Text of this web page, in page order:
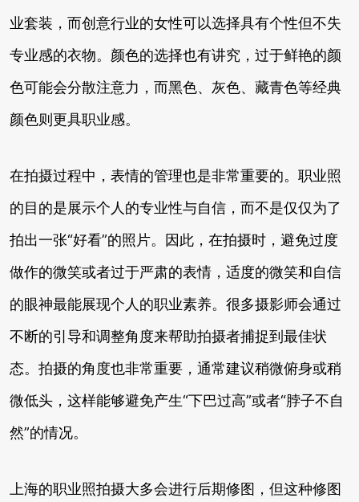
业套装，而创意行业的女性可以选择具有个性但不失
专业感的衣物。颜色的选择也有讲究，过于鲜艳的颜
色可能会分散注意力，而黑色、灰色、藏青色等经典
颜色则更具职业感。
在拍摄过程中，表情的管理也是非常重要的。职业照
的目的是展示个人的专业性与自信，而不是仅仅为了
拍出一张“好看”的照片。因此，在拍摄时，避免过度
做作的微笑或者过于严肃的表情，适度的微笑和自信
的眼神最能展现个人的职业素养。很多摄影师会通过
不断的引导和调整角度来帮助拍摄者捕捉到最佳状
态。拍摄的角度也非常重要，通常建议稍微俯身或稍
微低头，这样能够避免产生“下巴过高”或者“脖子不自
然”的情况。
上海的职业照拍摄大多会进行后期修图，但这种修图